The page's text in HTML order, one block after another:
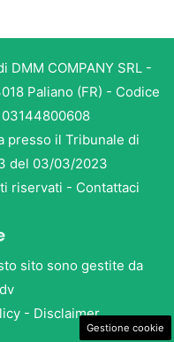
COMPANY SRL -
Paliano (FR) - Codice
03144800608
presso il Tribunale di
del 03/03/2023
riservati - Contattaci
sito sono gestite da
- Disclaimer
Gestione cookie